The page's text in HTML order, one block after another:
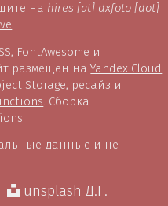
на hires [at] dxfoto [dot]
, FontAwesome и
размещён наYandex Cloud
Storage, ресайз и
. Сборка
данные и не
unsplash Д.Г.